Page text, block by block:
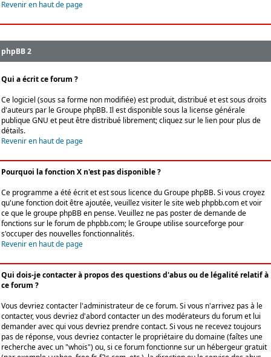
Revenir en haut de page
phpBB 2
Qui a écrit ce forum ?
Ce logiciel (sous sa forme non modifiée) est produit, distribué et est sous droits
d'auteurs par leGroupe phpBB. Il est disponible sous la license générale
publique GNU et peut être distribué librement; cliquez sur le lien pour plus de
détails.
Revenir en haut de page
Pourquoi la fonction X n'est pas disponible ?
Ce programme a été écrit et est sous licence du Groupe phpBB. Si vous croyez
qu'une fonction doit être ajoutée, veuillez visiter le site web phpbb.com et voir
ce que le groupe phpBB en pense. Veuillez ne pas poster de demande de
fonctions sur le forum de phpbb.com; le Groupe utilise sourceforge pour
s'occuper des nouvelles fonctionnalités.
Revenir en haut de page
Qui dois-je contacter à propos des questions d'abus ou de légalité relatif à
ce forum ?
Vous devriez contacter l'administrateur de ce forum. Si vous n'arrivez pas à le
contacter, vous devriez d'abord contacter un des modérateurs du forum et lui
demander avec qui vous devriez prendre contact. Si vous ne recevez toujours
pas de réponse, vous devriez contacter le propriétaire du domaine (faîtes une
recherche avec un "whois") ou, si ce forum fonctionne sur un hébergeur gratuit